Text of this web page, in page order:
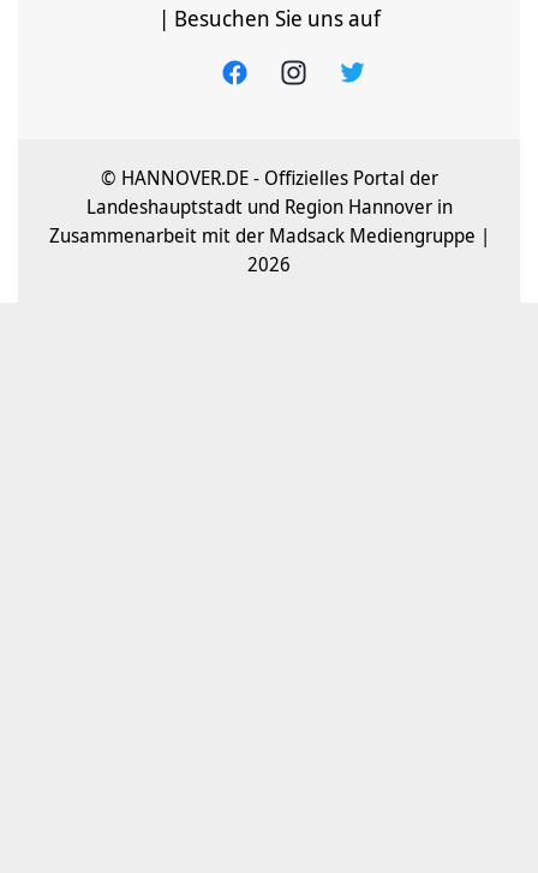
| Besuchen Sie uns auf
© HANNOVER.DE - Offizielles Portal der
Landeshauptstadt und Region Hannover in
Zusammenarbeit mit der Madsack Mediengruppe |
2026